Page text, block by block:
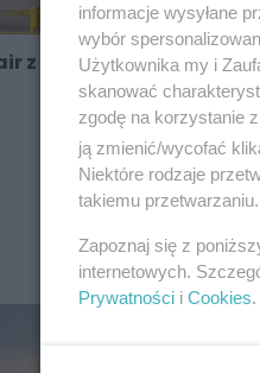
z Katowic
REKLAMA
informacje wysyłane
wybór
Użytkownika my i
skanować
zgodę na korzystanie
ją zmienić/wycofać
Niektóre rodzaje
takiemu
Zapoznaj się z
internetowych.
Prywatności i Cookies